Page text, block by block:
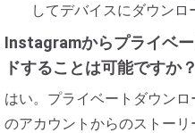
してデバイスにダウンロ
Instagramからプライベ
ドすることは可能ですか？
はい。プライベートダウン
のアカウントからのストー